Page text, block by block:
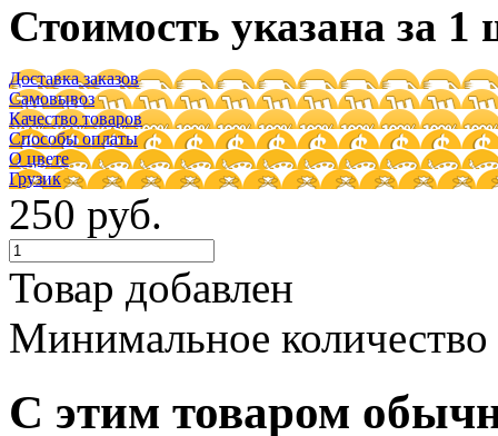
Стоимость указана за 1
Доставка заказов
Самовывоз
Качество товаров
Способы оплаты
О цвете
Грузик
250 руб.
Товар добавлен
Минимальное
С этим товаром